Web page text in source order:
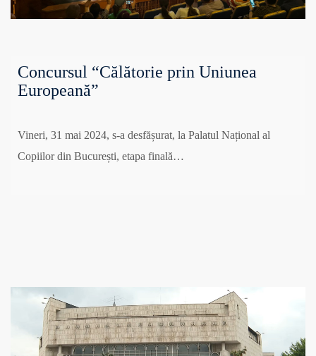
Concursul “Călătorie prin Uniunea
Europeană”
Vineri, 31 mai 2024, s-a desfășurat, la Palatul Național al
Copiilor din București, etapa finală…